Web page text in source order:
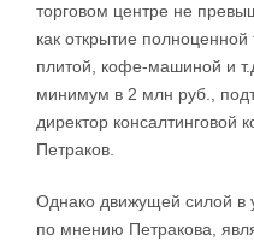
торговом центре не
как открытие полноценной
плитой, кофе-машиной и
минимум в 2 млн руб.,
директор консалтинговой
Петраков.
Однако движущей силой в
по мнению Петракова,